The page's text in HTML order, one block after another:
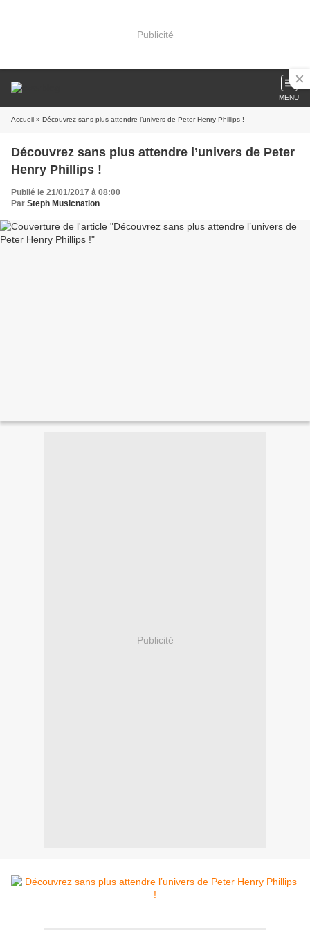
Publicité
MENU
Accueil » Découvrez sans plus attendre l’univers de Peter Henry Phillips !
Découvrez sans plus attendre l’univers de Peter
Henry Phillips !
Publié le 21/01/2017 à 08:00
Par Steph Musicnation
Publicité